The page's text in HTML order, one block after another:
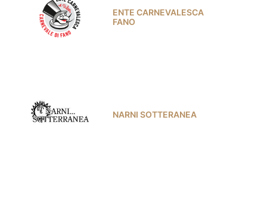
ENTE CARNEVALESCA
FANO
NARNI SOTTERANEA